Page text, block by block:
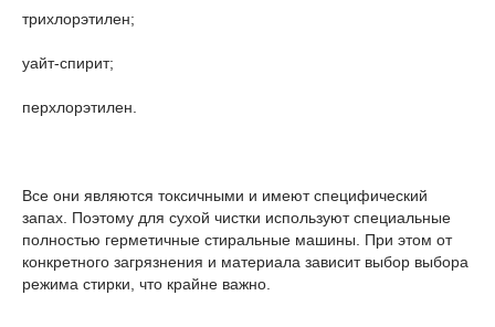
трихлорэтилен;
уайт-спирит;
перхлорэтилен.
Все они являются токсичными и имеют специфический
запах. Поэтому для сухой чистки используют специальные
полностью герметичные стиральные машины. При этом от
конкретного загрязнения и материала зависит выбор выбора
режима стирки, что крайне важно.